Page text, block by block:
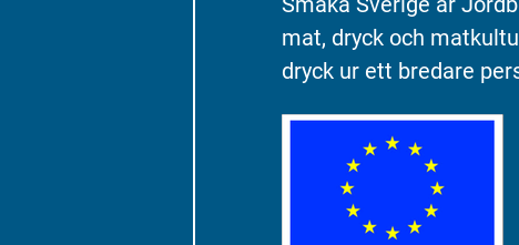
mat, dryck och
dryck ur ett bredare